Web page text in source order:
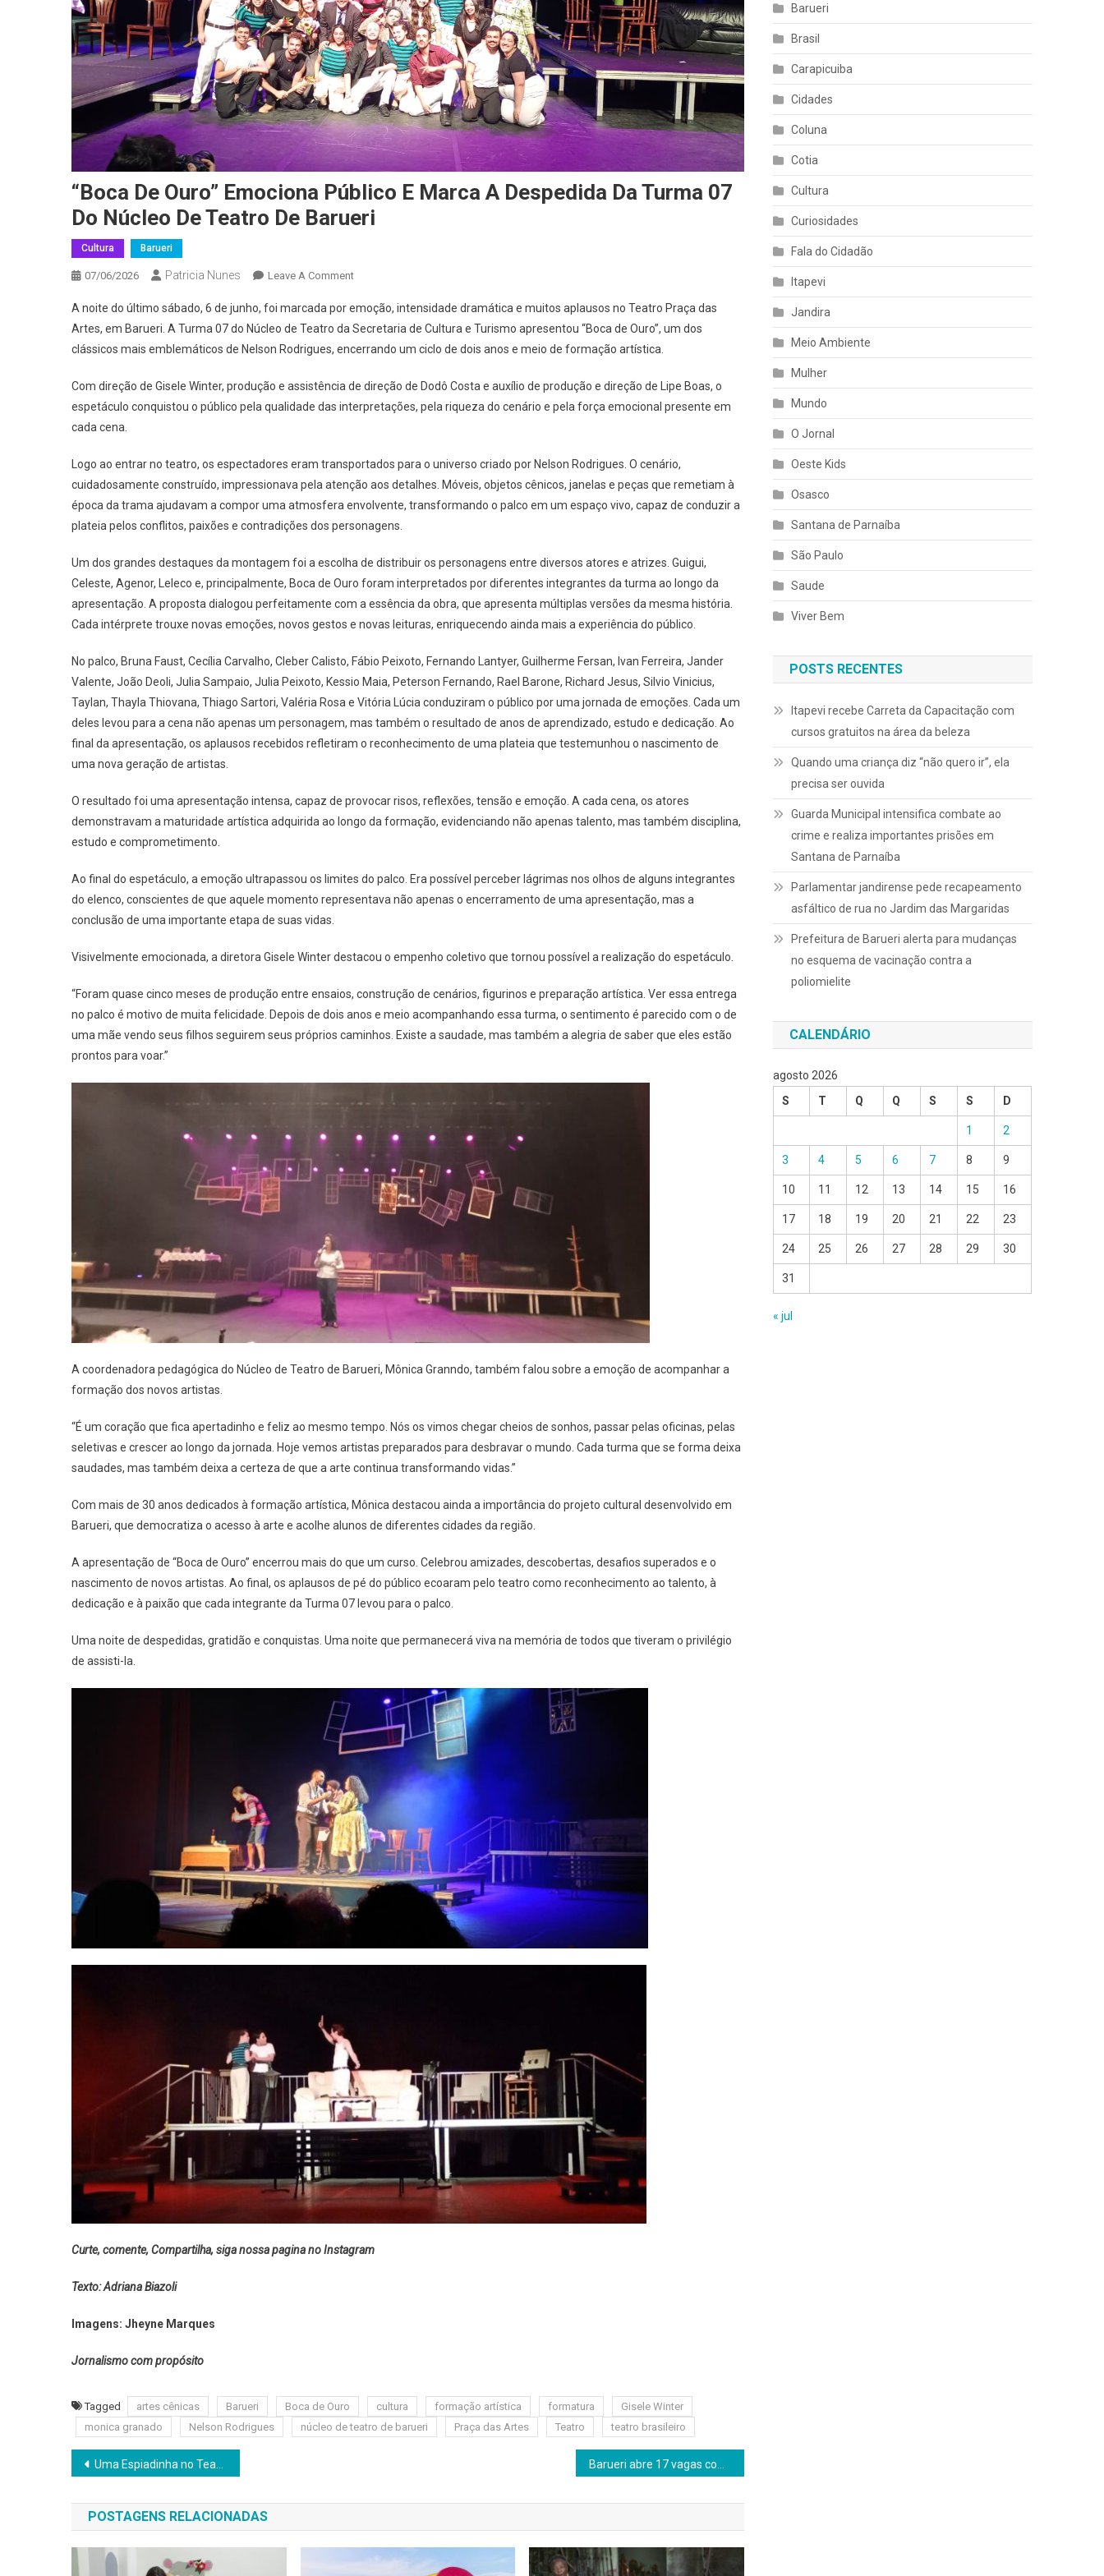
“Boca De Ouro” Emociona Público E Marca A Despedida Da Turma 07
Do Núcleo De Teatro De Barueri
Cultura Barueri
07/06/2026 Patricia Nunes Leave A CommentOn
De
Ouro”
Emociona
E
Marca
Da
Turma
07
Do
De
Teatro
A noite do último sábado, 6 de junho, foi marcada por emoção, intensidade dramática e muitos aplausos no Teatro Praça das
Artes, em Barueri. A Turma 07 do Núcleo de Teatro da Secretaria de Cultura e Turismo apresentou “Boca de Ouro”, um dos
clássicos mais emblemáticos de Nelson Rodrigues, encerrando um ciclo de dois anos e meio de formação artística.
Com direção de Gisele Winter, produção e assistência de direção de Dodô Costa e auxílio de produção e direção de Lipe Boas, o
espetáculo conquistou o público pela qualidade das interpretações, pela riqueza do cenário e pela força emocional presente em
cada cena.
Logo ao entrar no teatro, os espectadores eram transportados para o universo criado por Nelson Rodrigues. O cenário,
cuidadosamente construído, impressionava pela atenção aos detalhes. Móveis, objetos cênicos, janelas e peças que remetiam à
época da trama ajudavam a compor uma atmosfera envolvente, transformando o palco em um espaço vivo, capaz de conduzir a
plateia pelos conflitos, paixões e contradições dos personagens.
Um dos grandes destaques da montagem foi a escolha de distribuir os personagens entre diversos atores e atrizes. Guigui,
Celeste, Agenor, Leleco e, principalmente, Boca de Ouro foram interpretados por diferentes integrantes da turma ao longo da
apresentação. A proposta dialogou perfeitamente com a essência da obra, que apresenta múltiplas versões da mesma história.
Cada intérprete trouxe novas emoções, novos gestos e novas leituras, enriquecendo ainda mais a experiência do público.
No palco, Bruna Faust, Cecília Carvalho, Cleber Calisto, Fábio Peixoto, Fernando Lantyer, Guilherme Fersan, Ivan Ferreira, Jander
Valente, João Deoli, Julia Sampaio, Julia Peixoto, Kessio Maia, Peterson Fernando, Rael Barone, Richard Jesus, Silvio Vinicius,
Taylan, Thayla Thiovana, Thiago Sartori, Valéria Rosa e Vitória Lúcia conduziram o público por uma jornada de emoções. Cada um
deles levou para a cena não apenas um personagem, mas também o resultado de anos de aprendizado, estudo e dedicação. Ao
final da apresentação, os aplausos recebidos refletiram o reconhecimento de uma plateia que testemunhou o nascimento de
uma nova geração de artistas.
O resultado foi uma apresentação intensa, capaz de provocar risos, reflexões, tensão e emoção. A cada cena, os atores
demonstravam a maturidade artística adquirida ao longo da formação, evidenciando não apenas talento, mas também disciplina,
estudo e comprometimento.
Ao final do espetáculo, a emoção ultrapassou os limites do palco. Era possível perceber lágrimas nos olhos de alguns integrantes
do elenco, conscientes de que aquele momento representava não apenas o encerramento de uma apresentação, mas a
conclusão de uma importante etapa de suas vidas.
Visivelmente emocionada, a diretora Gisele Winter destacou o empenho coletivo que tornou possível a realização do espetáculo.
“Foram quase cinco meses de produção entre ensaios, construção de cenários, figurinos e preparação artística. Ver essa entrega
no palco é motivo de muita felicidade. Depois de dois anos e meio acompanhando essa turma, o sentimento é parecido com o de
uma mãe vendo seus filhos seguirem seus próprios caminhos. Existe a saudade, mas também a alegria de saber que eles estão
prontos para voar.”
A coordenadora pedagógica do Núcleo de Teatro de Barueri, Mônica Granndo, também falou sobre a emoção de acompanhar a
formação dos novos artistas.
“É um coração que fica apertadinho e feliz ao mesmo tempo. Nós os vimos chegar cheios de sonhos, passar pelas oficinas, pelas
seletivas e crescer ao longo da jornada. Hoje vemos artistas preparados para desbravar o mundo. Cada turma que se forma deixa
saudades, mas também deixa a certeza de que a arte continua transformando vidas.”
Com mais de 30 anos dedicados à formação artística, Mônica destacou ainda a importância do projeto cultural desenvolvido em
Barueri, que democratiza o acesso à arte e acolhe alunos de diferentes cidades da região.
A apresentação de “Boca de Ouro” encerrou mais do que um curso. Celebrou amizades, descobertas, desafios superados e o
nascimento de novos artistas. Ao final, os aplausos de pé do público ecoaram pelo teatro como reconhecimento ao talento, à
dedicação e à paixão que cada integrante da Turma 07 levou para o palco.
Uma noite de despedidas, gratidão e conquistas. Uma noite que permanecerá viva na memória de todos que tiveram o privilégio
de assisti-la.
Curte, comente, Compartilha, siga nossa pagina no Instagram
Texto: Adriana Biazoli
Imagens: Jheyne Marques
Jornalismo com propósito
Tagged artes cênicas Barueri Boca de Ouro cultura formação artística formatura
Gisele Winter
monica granado
Nelson Rodrigues núcleo de teatro de barueri Praça das Artes Teatro teatro brasileiro
Navegação
de
Post
Uma Espiadinha no Teatro de Barueri
POSTAGENS RELACIONADAS
Barueri
Brasil
Carapicuiba
Cidades
Coluna
Cotia
Cultura
Curiosidades
Fala do Cidadão
Itapevi
Jandira
Meio Ambiente
Mulher
Mundo
O Jornal
Oeste Kids
Osasco
Santana de Parnaíba
São Paulo
Saude
Viver Bem
POSTS RECENTES
Itapevi recebe Carreta da Capacitação com
cursos gratuitos na área da beleza
Quando uma criança diz “não quero ir”, ela
precisa ser ouvida
Guarda Municipal intensifica combate ao
crime e realiza importantes prisões em
Santana de Parnaíba
Parlamentar jandirense pede recapeamento
asfáltico de rua no Jardim das Margaridas
Prefeitura de Barueri alerta para mudanças
no esquema de vacinação contra a
poliomielite
CALENDÁRIO
agosto 2026
S
T Q Q S S D
1 2
3 4 5 6 7 8 9
10 11 12 13 14 15 16
17 18 19 20 21 22 23
24 25 26 27 28 29 30
31
« jul